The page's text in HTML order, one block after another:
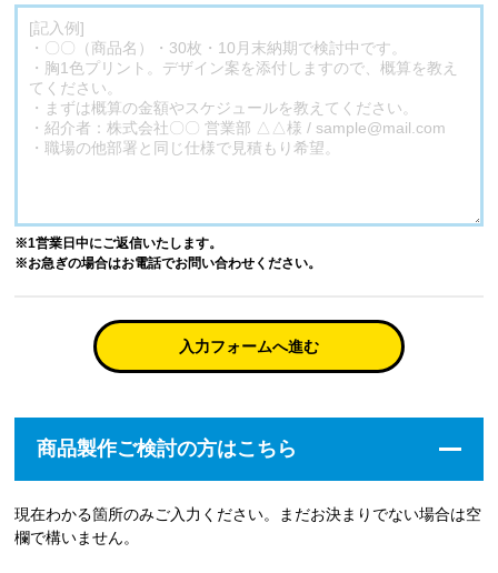
※1営業日中にご返信いたします。
※お急ぎの場合はお電話でお問い合わせください。
入力フォームへ進む
商品製作ご検討の方はこちら
現在わかる箇所のみご入力ください。まだお決まりでない場合は空
欄で構いません。